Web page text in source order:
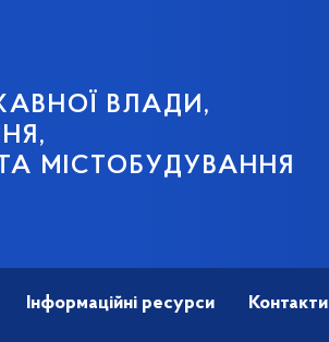
ВЛАДИ,
МІСТОБУДУВАННЯ
Інформаційні ресурси Контакти